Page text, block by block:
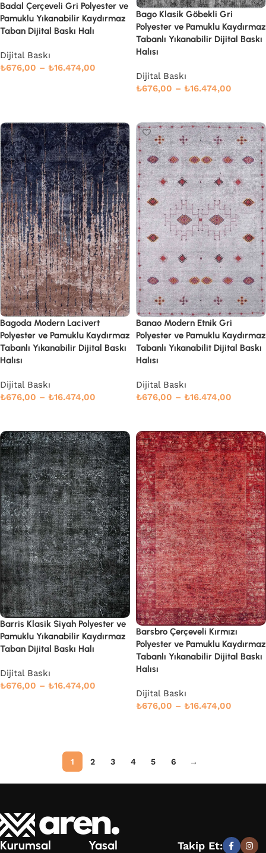
Badal Çerçeveli Gri Polyester ve
Pamuklu Yıkanabilir Kaydırmaz
Taban Dijital Baskı Halı
Dijital Baskı
₺676,00 – ₺16.474,00
Bago Klasik Göbekli Gri
Polyester ve Pamuklu Kaydırmaz
Tabanlı Yıkanabilir Dijital Baskı
Halısı
Dijital Baskı
₺676,00 – ₺16.474,00
Bagoda Modern Lacivert
Polyester ve Pamuklu Kaydırmaz
Tabanlı Yıkanabilir Dijital Baskı
Halısı
Dijital Baskı
₺676,00 – ₺16.474,00
Banao Modern Etnik Gri
Polyester ve Pamuklu Kaydırmaz
Tabanlı Yıkanabilit Dijital Baskı
Halısı
Dijital Baskı
₺676,00 – ₺16.474,00
Barris Klasik Siyah Polyester ve
Pamuklu Yıkanabilir Kaydırmaz
Taban Dijital Baskı Halı
Dijital Baskı
₺676,00 – ₺16.474,00
Barsbro Çerçeveli Kırmızı
Polyester ve Pamuklu Kaydırmaz
Tabanlı Yıkanabilir Dijital Baskı
Halısı
Dijital Baskı
₺676,00 – ₺16.474,00
1 2 3 4 5 6 →
Kurumsal Yasal Takip Et: